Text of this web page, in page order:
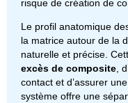
risque de création de
Le profil anatomique
la matrice autour de la
naturelle et précise.
excès de composite,
contact et d’assurer
système offre une